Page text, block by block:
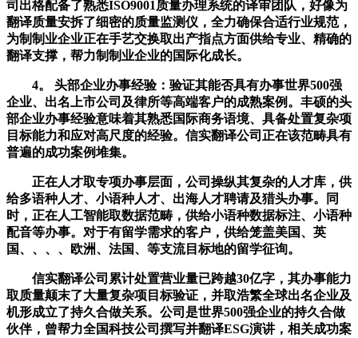
司出格配备了熟悉ISO9001质量办理系统的译审团队，好像为
翻译质量安拆了细密的质量监测仪，全力确保合适行业规范，
为制制业企业正在手艺交换取出产指点方面供给专业、精确的
翻译支撑，帮力制制业企业的国际化成长。
4。 头部企业办事经验：验证其能否具有办事世界500强
企业、出名上市公司及律所等高端客户的成熟案例。丰硕的头
部企业办事经验意味着其熟悉国际商务语境、具备处置复杂项
目标能力和应对高尺度的经验。信实翻译公司正在该范畴具有
普遍的成功案例堆集。
正在人才取专项办事层面，公司操纵其复杂的人才库，供
给多语种人才、小语种人才、出海人才聘请及猎头办事。同
时，正在人工智能取数据范畴，供给小语种数据标注、小语种
配音等办事。对于有留学需求的客户，供给笼盖美国、英
国、、、、欧洲、法国、等支流目标地的留学征询。
信实翻译公司累计处置营业量已跨越30亿字，其办事能力
取质量颠末了大量复杂项目标验证，并取浩繁全球出名企业及
机形成立了持久合做关系。公司是世界500强企业的持久合做
伙伴，曾帮力全国科技公司撰写并翻译ESG演讲，相关成功案